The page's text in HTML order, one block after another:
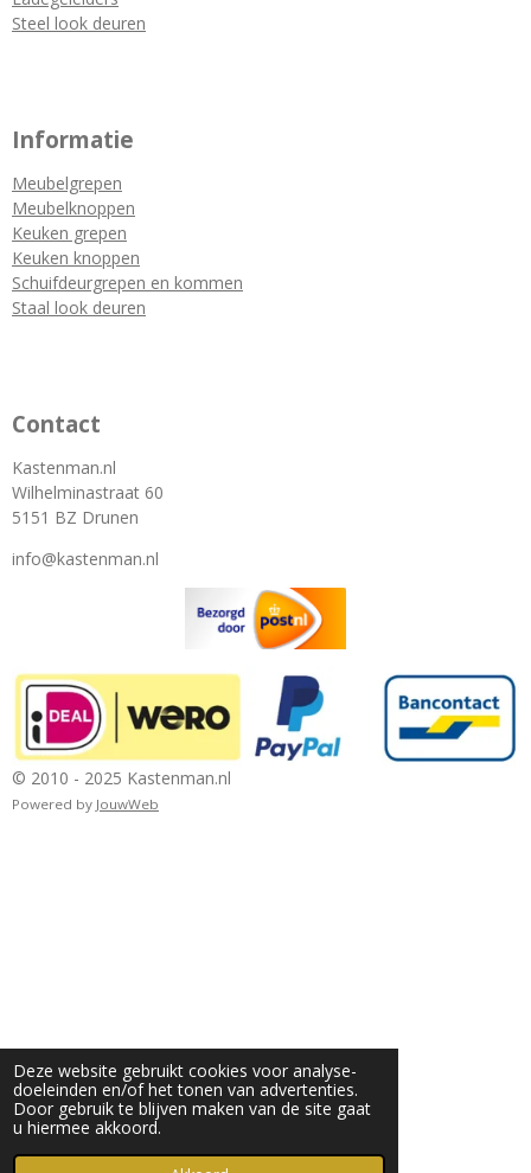
Deze website gebruikt cookies voor analyse-
doeleinden en/of het tonen van advertenties.
Door gebruik te blijven maken van de site gaat
u hiermee akkoord.
Steel look deuren
Informatie
Meubelgrepen
Meubelknoppen
Keuken grepen
Keuken knoppen
Schuifdeurgrepen en kommen
Staal look deuren
Contact
Kastenman.nl
Wilhelminastraat 60
5151 BZ Drunen
info@kastenman.nl
© 2010 - 2025 Kastenman.nl
Powered by JouwWeb